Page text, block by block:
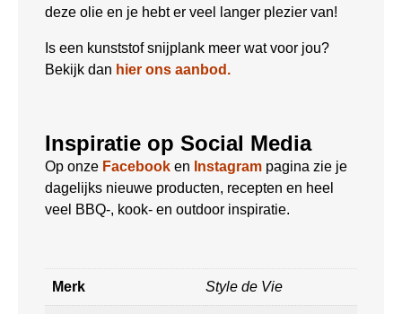
deze olie en je hebt er veel langer plezier van!
Is een kunststof snijplank meer wat voor jou?
Bekijk dan hier ons aanbod.
Inspiratie op Social Media
Op onze Facebook en Instagram pagina zie je
dagelijks nieuwe producten, recepten en heel
veel BBQ-, kook- en outdoor inspiratie.
Merk Style de Vie